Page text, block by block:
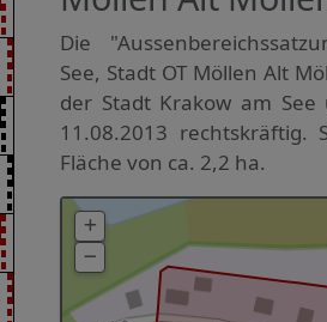
Die
See, Stadt OT Möllen Alt
der Stadt Krakow am
11.08.2013 rechtskräftig.
Fläche von ca. 2,2 ha.